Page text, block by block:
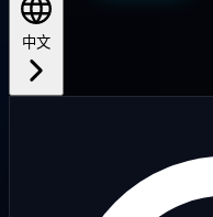
中文